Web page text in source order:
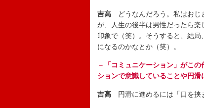
吉高 どうなんだろう。私はおじ
が、人生の後半は男性だったら
印象で（笑）。そうすると、結
になるのかなとか（笑）。
－「コミュニケーション」がこ
ションで意識していることや円滑
吉高 円滑に進めるには「口を挟